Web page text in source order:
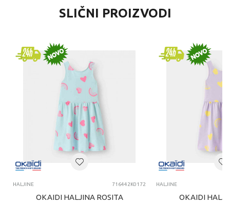
SLIČNI PROIZVODI
HALJINE 716442K0172
OKAIDI HALJINA ROSITA
HALJINE
OKAIDI